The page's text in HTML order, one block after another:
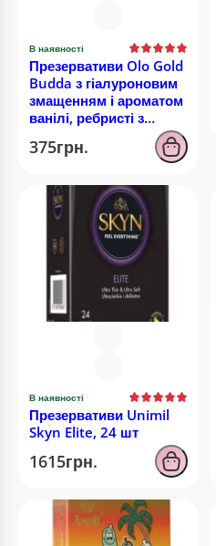
В наявності
Презервативи Olo Gold
Budda з гіалуроновим
змащенням і ароматом
ванілі, ребристі з
375грн.
В наявності
Презервативи Unimil
Skyn Elite, 24 шт
1615грн.